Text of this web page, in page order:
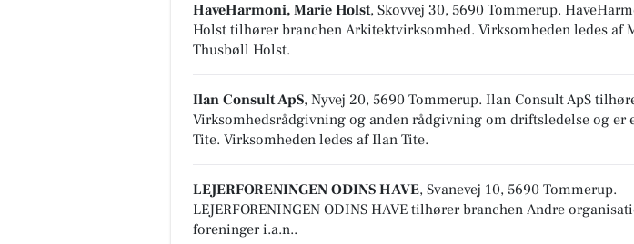
HaveHarmoni, Marie Holst, Skovvej 30, 5690 Tommerup.
Holst tilhører branchen Arkitektvirksomhed. Virksomheden ledes af
Thusbøll Holst.
Ilan Consult ApS, Nyvej 20, 5690 Tommerup. Ilan Consult ApS
Virksomhedsrådgivning og anden rådgivning om driftsledelse og er
Tite. Virksomheden ledes af Ilan Tite.
LEJERFORENINGEN ODINS HAVE, Svanevej 10, 5690 Tommerup.
LEJERFORENINGEN ODINS HAVE tilhører branchen Andre
foreninger i.a.n..